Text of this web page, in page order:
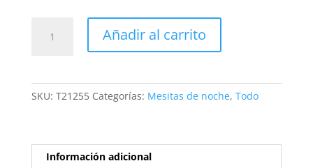
YORK
Añadir al carrito
SKU: T21255 Categorías: Mesitas de noche, Todo
Información adicional